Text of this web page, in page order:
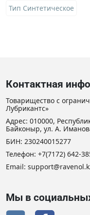
Тип Синтетическое
Контактная
Товарищество с
Лубрикантс»
Адрес: 010000,
Байконыр, ул. А.
БИН: 230240015277
Телефон: +7(7172) 642-
Email:
Мы в